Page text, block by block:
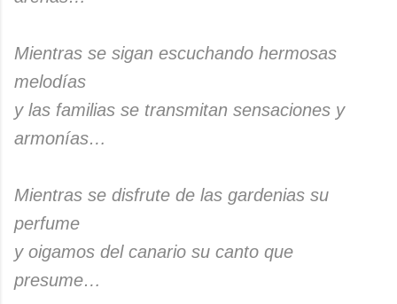
Mientras se sigan escuchando hermosas
melodías
y las familias se transmitan sensaciones y
armonías…
Mientras se disfrute de las gardenias su
perfume
y oigamos del canario su canto que
presume…